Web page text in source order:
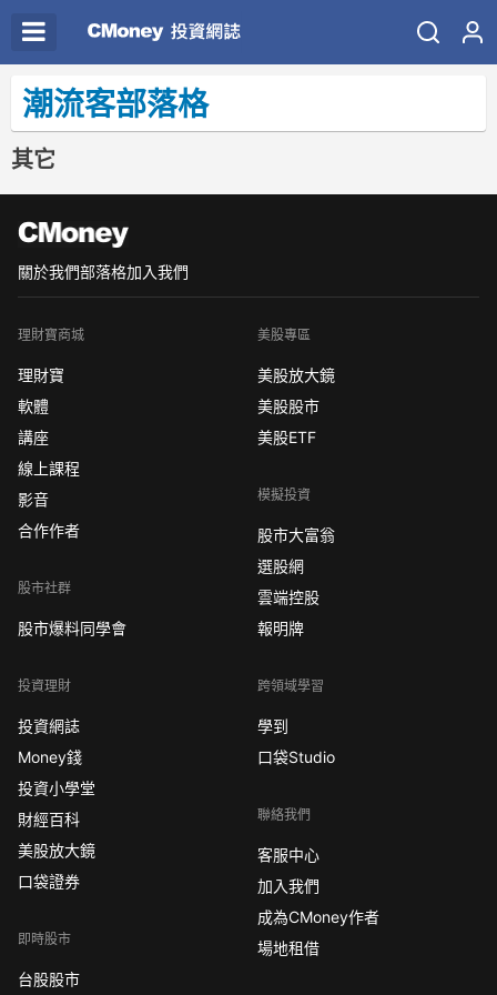
潮流客部落格
其它
關於我們部落格加入我們
理財寶商城
理財寶
軟體
講座
線上課程
影音
合作作者
股市社群
股市爆料同學會
投資理財
投資網誌
Money錢
投資小學堂
財經百科
美股放大鏡
口袋證券
即時股市
台股股市
美股專區
美股放大鏡
美股股市
美股ETF
模擬投資
股市大富翁
選股網
雲端控股
報明牌
跨領域學習
學到
口袋Studio
聯絡我們
客服中心
加入我們
成為CMoney作者
場地租借